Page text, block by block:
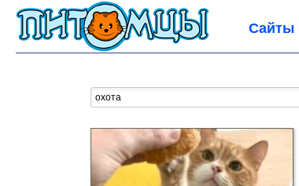
Сайты